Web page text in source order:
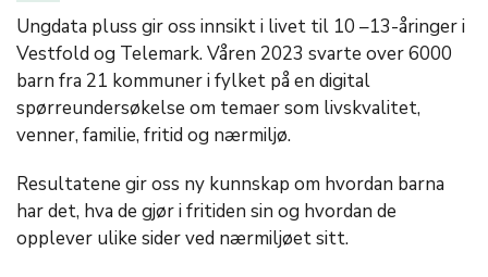
Ungdata pluss gir oss innsikt i livet til 10 –13-åringer i
Vestfold og Telemark. Våren 2023 svarte over 6000
barn fra 21 kommuner i fylket på en digital
spørreundersøkelse om temaer som livskvalitet,
venner, familie, fritid og nærmiljø.
Resultatene gir oss ny kunnskap om hvordan barna
har det, hva de gjør i fritiden sin og hvordan de
opplever ulike sider ved nærmiljøet sitt.